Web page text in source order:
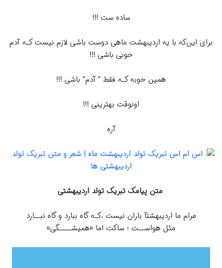
ساده ست !!!
برای این‌که با یه اردیبهشت ماهی دوست باشی لازم نیست کـه آدم
خوبی باشی !!!
همین خوبه کـه فقط ” آدم” باشی !!!
اونوقت بهترینی !!!
آره
متن پیامک تبریک تولداردیبهشتی
مرام ما اردیبهشتآ باران نیست ،کـه گاه ببارد و گاه نبــارد
مثل هواســت ؛ ساکت اما «همیشــــگی»